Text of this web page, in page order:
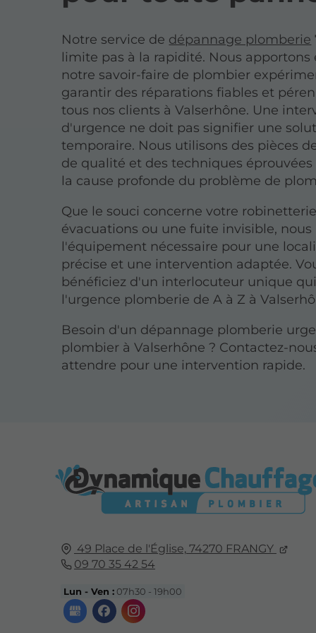
Notre service de dépannage plomberie
limite pas à la rapidité. Nous
notre savoir-faire de plombier
garantir des réparations fiables et
tous nos clients à Valserhône. Une
d'urgence ne doit pas signifier une
temporaire. Nous utilisons des pièces
de qualité et des techniques
la cause profonde du problème de
Que le souci concerne votre
évacuations ou une fuite invisible, nous
l'équipement nécessaire pour une
précise et une intervention adaptée.
bénéficiez d'un interlocuteur unique
l'urgence plomberie de A à Z à
Besoin d'un dépannage plomberie
plombier à Valserhône ? Contactez-
attendre pour une intervention rapide.
49 Place de l'Église, 74270 FRANGY
09 70 35 42 54
Lun - Ven :07h30 - 19h00